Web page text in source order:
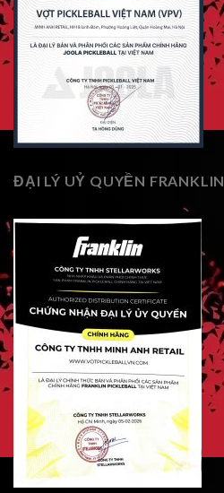
ĐẠI LÝ UỶ QUYỀN FRANKLIN